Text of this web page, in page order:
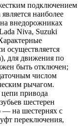
подключением
наиболее
внедорожниках
Niva, Suzuki
осуществляется
для движения по
быть отключен;
числом
рычагом.
привода
шестерен
— на шестернях с
переключения,